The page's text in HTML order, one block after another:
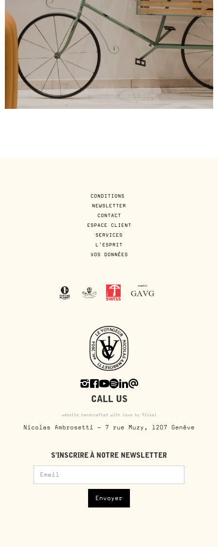
CONDITIONS
NEWSLETTER
CONTACT
ESPACE CLIENT
SERVICES
L'ESPRIT
VOS DONNÉES
CALL US
website handcrafted with love by Piixel
Nicolas Ambrosetti - 7 rue Muzy, 1207 Genève
S'INSCRIRE À NOTRE NEWSLETTER